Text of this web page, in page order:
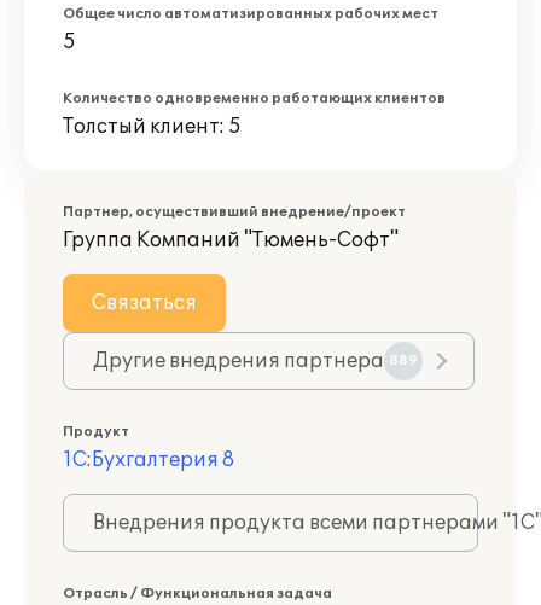
Общее число автоматизированных рабочих мест
5
Количество одновременно работающих клиентов
Толстый клиент: 5
Партнер, осуществивший внедрение/проект
Группа Компаний "Тюмень-Софт"
Связаться
Другие внедрения партнера 889
Продукт
1С:Бухгалтерия 8
Внедрения продукта всеми партнерами
Отрасль / Функциональная задача